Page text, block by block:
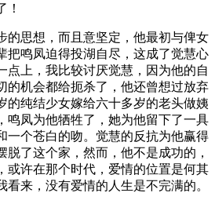
！
的思想，而且意坚定，他最初与俾女
把鸣凤迫得投湖自尽，这成了觉慧心
点上，我比较讨厌觉慧，因为他的自
的机会都给扼杀了，他还曾想过放弃
的纯结少女嫁给六十多岁的老头做姨
鸣凤为他牺牲了，她为他留下了一具
一个苍白的吻。觉慧的反抗为他赢得
脱了这个家，然而，他不是成功的，
或许在那个时代，爱情的位置是何其
看来，没有爱情的人生是不完满的。